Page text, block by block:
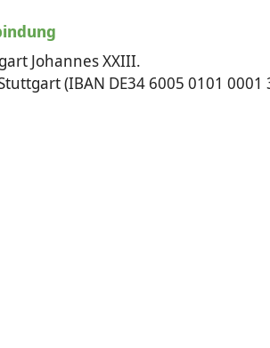
Johannes XXIII.
(IBAN DE34 6005 0101 0001